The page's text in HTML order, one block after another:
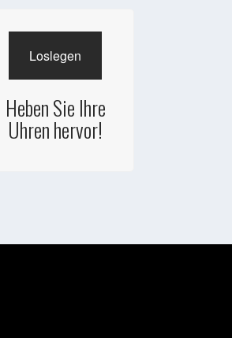
Loslegen
Heben Sie Ihre
Uhren hervor!